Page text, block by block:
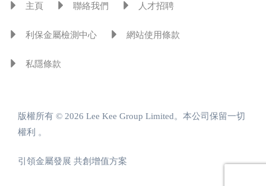
主頁 聯絡我們 人才招聘
利保金屬檢測中心 網站使用條款
私隱條款
版權所有 © 2026 Lee Kee Group Limited。本公司保留一切
權利 。
引領金屬發展 共創增值方案